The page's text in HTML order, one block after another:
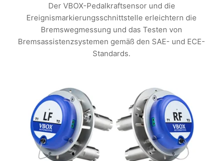
Der VBOX-Pedalkraftsensor und die
Ereignismarkierungsschnittstelle erleichtern die
Bremswegmessung und das Testen von
Bremsassistenzsystemen gemäß den SAE- und ECE-
Standards.